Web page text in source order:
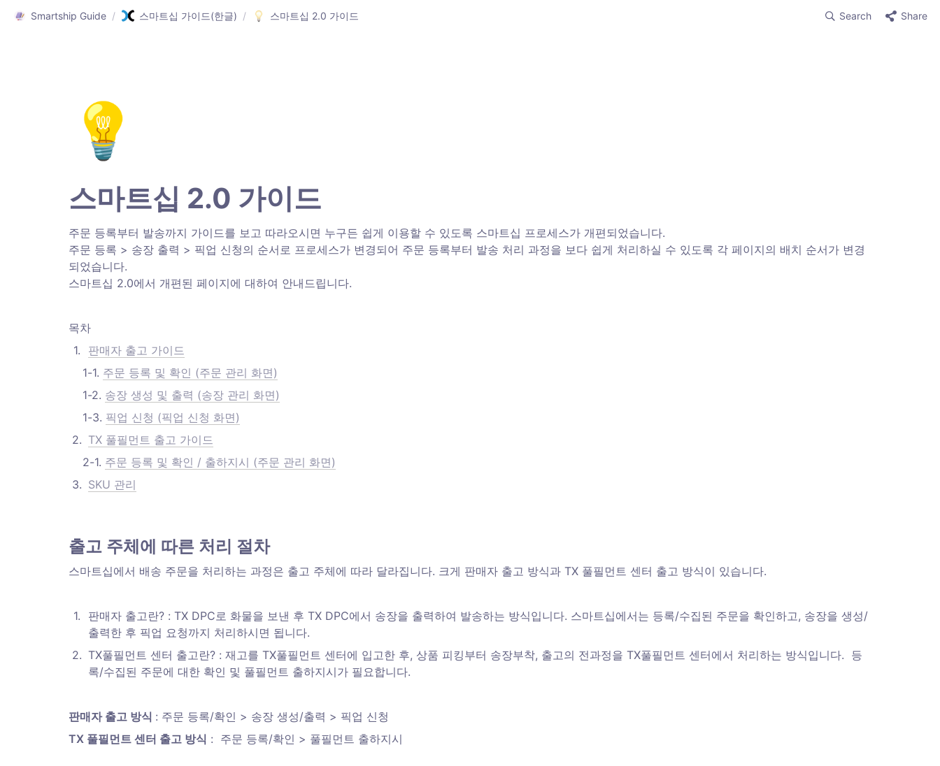
Smartship Guide / 스마트십 가이드(한글) / 스마트십 2.0 가이드 Search Share
💡
스마트십 2.0 가이드
주문 등록부터 발송까지 가이드를 보고 따라오시면 누구든 쉽게 이용할 수 있도록 스마트십 프로세스가 개편되었습니다.
주문 등록 > 송장 출력 > 픽업 신청의 순서로 프로세스가 변경되어 주문 등록부터 발송 처리 과정을 보다 쉽게 처리하실 수 있도록 각 페이지의 배치 순서가 변경
되었습니다.
스마트십 2.0에서 개편된 페이지에 대하여 안내드립니다.
목차
1.
판매자 출고 가이드
    1-1.
주문 등록 및 확인 (주문 관리 화면)
    1-2.
송장 생성 및 출력 (송장 관리 화면)
    1-3.
픽업 신청 (픽업 신청 화면)
2. TX 풀필먼트 출고 가이드
    2-1.
주문 등록 및 확인 / 출하지시 (주문 관리 화면)
3. SKU 관리
출고 주체에 따른 처리 절차
스마트십에서 배송 주문을 처리하는 과정은 출고 주체에 따라 달라집니다. 크게 판매자 출고 방식과 TX 풀필먼트 센터 출고 방식이 있습니다.
1.
판매자 출고란? : TX DPC로 화물을 보낸 후 TX DPC에서 송장을 출력하여 발송하는 방식입니다. 스마트십에서는 등록/수집된 주문을 확인하고, 송장을 생성/
출력한 후 픽업 요청까지 처리하시면 됩니다.
2. TX풀필먼트 센터 출고란? : 재고를 TX풀필먼트 센터에 입고한 후, 상품 피킹부터 송장부착, 출고의 전과정을 TX풀필먼트 센터에서 처리하는 방식입니다.  등
록/수집된 주문에 대한 확인 및 풀필먼트 출하지시가 필요합니다.
판매자 출고 방식 : 주문 등록/확인 > 송장 생성/출력 > 픽업 신청
TX 풀필먼트 센터 출고 방식 :  주문 등록/확인 > 풀필먼트 출하지시